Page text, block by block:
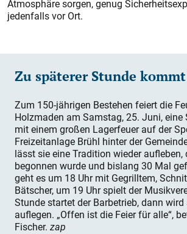
Atmosphäre sorgen, genug
jedenfalls vor Ort.
Zu späterer Stunde
Zum 150-jährigen Bestehen feiert die
Holzmaden am Samstag, 25. Juni, eine
mit einem großen Lagerfeuer auf der
Freizeitanlage Brühl hinter der
lässt sie eine Tradition wieder aufleben,
begonnen wurde und bislang 30 Mal
geht es um 18 Uhr mit Gegrilltem,
Bätscher, um 19 Uhr spielt der
Stunde startet der Barbetrieb, dann
auflegen. „Offen ist die Feier für alle“,
Fischer. zap